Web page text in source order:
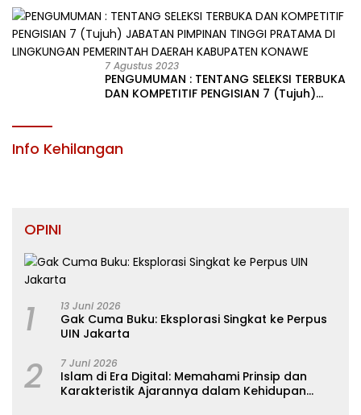
LINGKUNGAN PEMERINTAH DAERAH
KABUPATEN KONAWE
7 Agustus 2023
PENGUMUMAN : TENTANG SELEKSI TERBUKA
DAN KOMPETITIF PENGISIAN 7 (Tujuh)
Info Kehilangan
OPINI
1 13 Juni 2026
Gak Cuma Buku: Eksplorasi Singkat ke Perpus
UIN Jakarta
2 7 Juni 2026
Islam di Era Digital: Memahami Prinsip dan
Karakteristik Ajarannya dalam Kehidupan